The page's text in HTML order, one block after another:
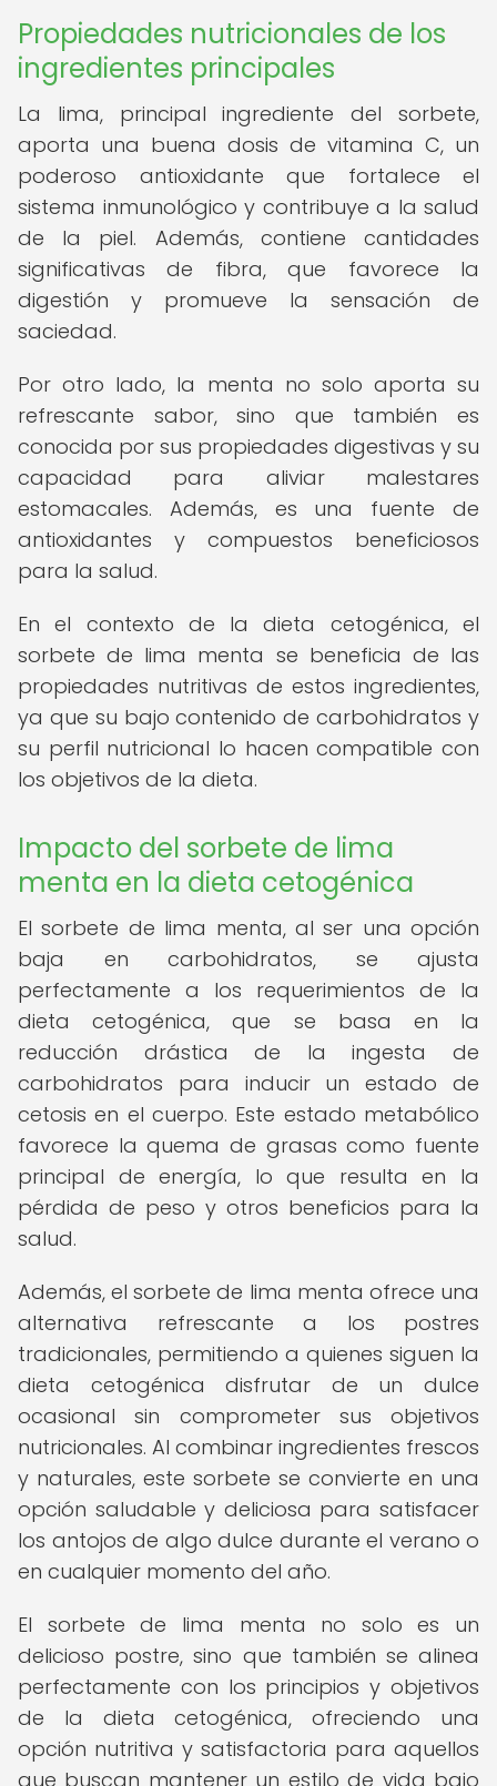
Propiedades nutricionales de los
ingredientes principales
La lima, principal ingrediente del sorbete,
aporta una buena dosis de vitamina C, un
poderoso antioxidante que fortalece el
sistema inmunológico y contribuye a la salud
de la piel. Además, contiene cantidades
significativas de fibra, que favorece la
digestión y promueve la sensación de
saciedad.
Por otro lado, la menta no solo aporta su
refrescante sabor, sino que también es
conocida por sus propiedades digestivas y su
capacidad para aliviar malestares
estomacales. Además, es una fuente de
antioxidantes y compuestos beneficiosos
para la salud.
En el contexto de la dieta cetogénica, el
sorbete de lima menta se beneficia de las
propiedades nutritivas de estos ingredientes,
ya que su bajo contenido de carbohidratos y
su perfil nutricional lo hacen compatible con
los objetivos de la dieta.
Impacto del sorbete de lima
menta en la dieta cetogénica
El sorbete de lima menta, al ser una opción
baja en carbohidratos, se ajusta
perfectamente a los requerimientos de la
dieta cetogénica, que se basa en la
reducción drástica de la ingesta de
carbohidratos para inducir un estado de
cetosis en el cuerpo. Este estado metabólico
favorece la quema de grasas como fuente
principal de energía, lo que resulta en la
pérdida de peso y otros beneficios para la
salud.
Además, el sorbete de lima menta ofrece una
alternativa refrescante a los postres
tradicionales, permitiendo a quienes siguen la
dieta cetogénica disfrutar de un dulce
ocasional sin comprometer sus objetivos
nutricionales. Al combinar ingredientes frescos
y naturales, este sorbete se convierte en una
opción saludable y deliciosa para satisfacer
los antojos de algo dulce durante el verano o
en cualquier momento del año.
El sorbete de lima menta no solo es un
delicioso postre, sino que también se alinea
perfectamente con los principios y objetivos
de la dieta cetogénica, ofreciendo una
opción nutritiva y satisfactoria para aquellos
que buscan mantener un estilo de vida bajo